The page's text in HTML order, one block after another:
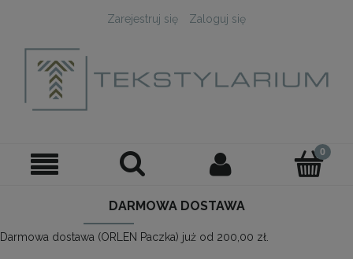
Zarejestruj się Zaloguj się
DARMOWA DOSTAWA
Darmowa dostawa (ORLEN Paczka) już od 200,00 zł.